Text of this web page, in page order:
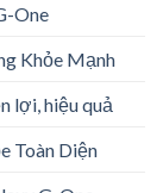
One
Khỏe Mạnh
lợi, hiệu quả
Toàn Diện